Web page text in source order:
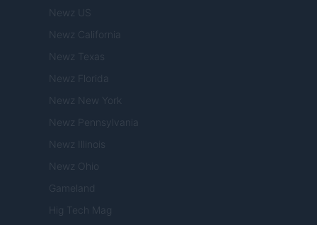
Newz US
Newz California
Newz Texas
Newz Florida
Newz New York
Newz Pennsylvania
Newz Illinois
Newz Ohio
Gameland
Hig Tech Mag